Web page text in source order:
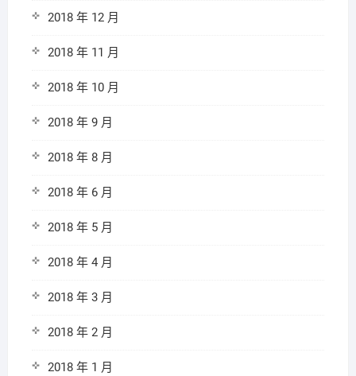
2018 年 12 月
2018 年 11 月
2018 年 10 月
2018 年 9 月
2018 年 8 月
2018 年 6 月
2018 年 5 月
2018 年 4 月
2018 年 3 月
2018 年 2 月
2018 年 1 月